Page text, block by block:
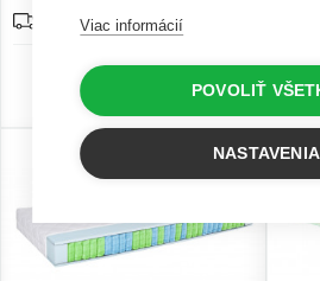
Doprava zadarmo
3 r. záruka
Viac informácií
POVOLIŤ
NASTAVENIA